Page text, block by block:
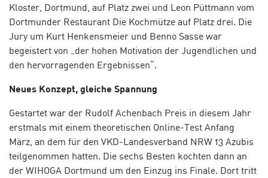
Kloster, Dortmund, auf Platz zwei und Leon Püttmann vom
Dortmunder Restaurant Die Kochmütze auf Platz drei. Die
Jury um Kurt Henkensmeier und Benno Sasse war
begeistert von „der hohen Motivation der Jugendlichen und
den hervorragenden Ergebnissen“.
Neues Konzept, gleiche Spannung
Gestartet war der Rudolf Achenbach Preis in diesem Jahr
erstmals mit einem theoretischen Online-Test Anfang
März, an dem für den VKD-Landesverband NRW 13 Azubis
teilgenommen hatten. Die sechs Besten kochten dann an
der WIHOGA Dortmund um den Einzug ins Finale. Dort tritt